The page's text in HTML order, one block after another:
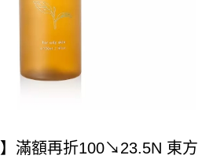
】滿額再折100↘23.5N 東方